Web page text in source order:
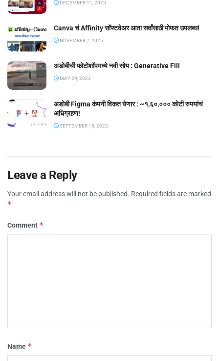
DECEMBER 11, 2025
Canva चं Affinity सॉफ्टवेअर आता सर्वांसाठी मोफत उपलब्ध!
NOVEMBER 7, 2025
अडोबीची फोटोशॉपमध्ये नवी सोय : Generative Fill
MAY 29, 2023
अडोबी Figma कंपनी विकत घेणार : ~१,६०,००० कोटी रुपयांचं
अधिग्रहण!
SEPTEMBER 15, 2022
Leave a Reply
Your email address will not be published. Required fields are marked
*
Comment *
Name *